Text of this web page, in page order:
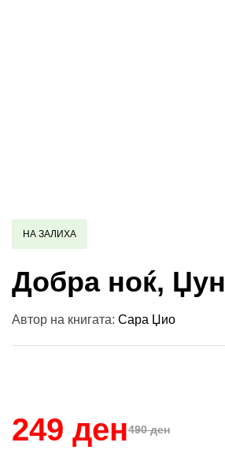
НА ЗАЛИХА
Добра ноќ, Џун
Автор на книгата: Сара Џио
490 ден
249 ден